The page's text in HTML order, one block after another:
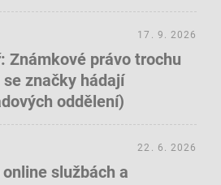
Známkové právo trochu
značky hádají
oddělení)
17. 9. 2026
službách a
22. 6. 2026